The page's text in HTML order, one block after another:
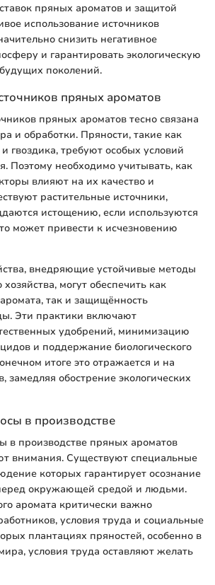
пряных ароматов и защитой
использование источников
снизить негативное
и гарантировать экологическую
поколений.
пряных ароматов
пряных ароматов тесно связана
и обработки. Пряности, такие как
гвоздика, требуют особых условий
Поэтому необходимо учитывать, как
влияют на их качество и
растительные источники,
истощению, если используются
может привести к исчезновению
внедряющие устойчивые методы
хозяйства, могут обеспечить как
так и защищённость
Эти практики включают
удобрений, минимизацию
и поддержание биологического
итоге это отражается и на
замедляя обострение экологических
в производстве
в производстве пряных ароматов
внимания. Существуют специальные
которых гарантирует осознание
окружающей средой и людьми.
аромата критически важно
условия труда и социальные
плантациях пряностей, особенно в
условия труда оставляют желать